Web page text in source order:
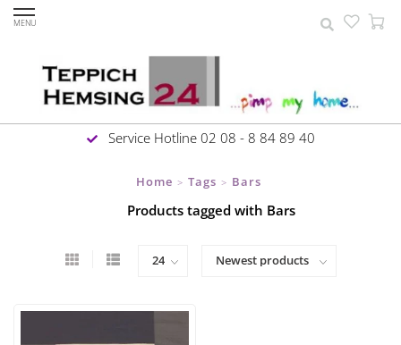
MENU
Service Hotline 02 08 - 8 84 89 40
Home > Tags > Bars
Products tagged with Bars